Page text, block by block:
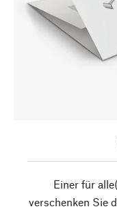
Einer für
verschenken Sie